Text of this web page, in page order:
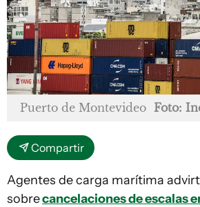
Puerto de Montevideo Foto:
Compartir
Agentes de carga marítima
sobrecancelaciones de escalas